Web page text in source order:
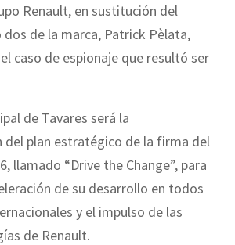
Renault, en sustitución del
de la marca, Patrick Pèlata,
caso de espionaje que resultó ser
de Tavares será la
del plan estratégico de la firma del
llamado “Drive the Change”, para
de su desarrollo en todos
y el impulso de las
de Renault.